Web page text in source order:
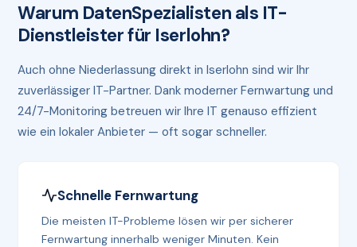
Warum DatenSpezialisten als IT-
Dienstleister für Iserlohn?
Auch ohne Niederlassung direkt in Iserlohn sind wir Ihr
zuverlässiger IT-Partner. Dank moderner Fernwartung und
24/7-Monitoring betreuen wir Ihre IT genauso effizient
wie ein lokaler Anbieter — oft sogar schneller.
Schnelle Fernwartung
Die meisten IT-Probleme lösen wir per sicherer
Fernwartung innerhalb weniger Minuten. Kein